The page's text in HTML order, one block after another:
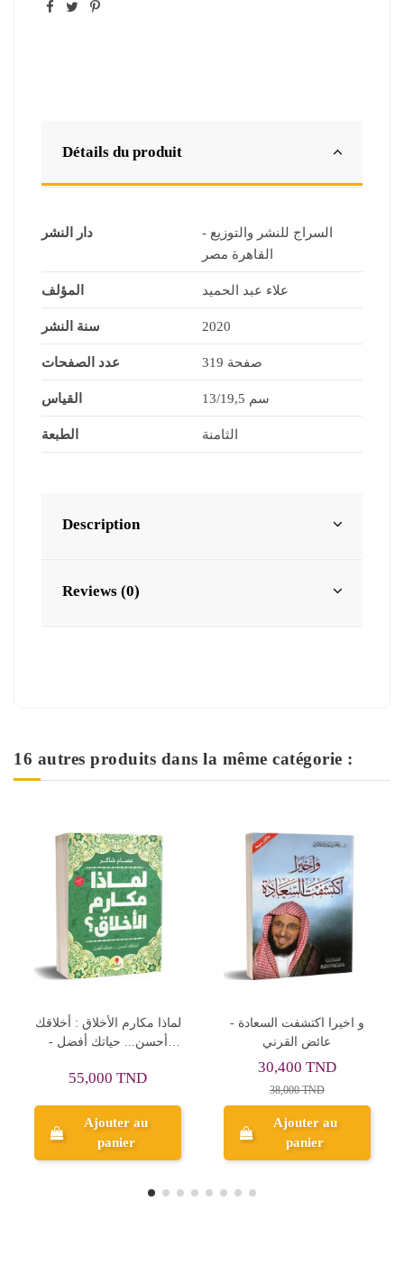
Détails du produit
دار النشر
السراج للنشر والتوزيع -
القاهرة مصر
المؤلف علاء عبد الحميد
سنة النشر 2020
عدد الصفحات 319 صفحة
القياس 13/19,5 سم
الطبعة الثامنة
Description
Reviews (0)
16 autres produits dans la même catégorie :
و اخيرا اكتشفت
عائض القرني
Ajouter au
panier
الانس بذكر الله - محمد
حسين يعقوب
12,000 TND
15,000 TND
Ajouter au
panier